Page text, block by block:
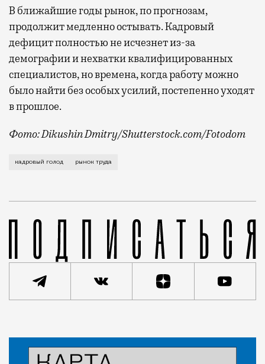
В ближайшие годы рынок, по прогнозам,
продолжит медленно остывать. Кадровый
дефицит полностью не исчезнет из-за
демографии и нехватки квалифицированных
специалистов, но времена, когда работу можно
было найти без особых усилий, постепенно уходят
в прошлое.
Фото: Dikushin Dmitry/Shutterstock.com/Fotodom
Российский рынок труда заметно остыл после
кадровый голод рынок труда
Статья
Город
Николай Спиридонов